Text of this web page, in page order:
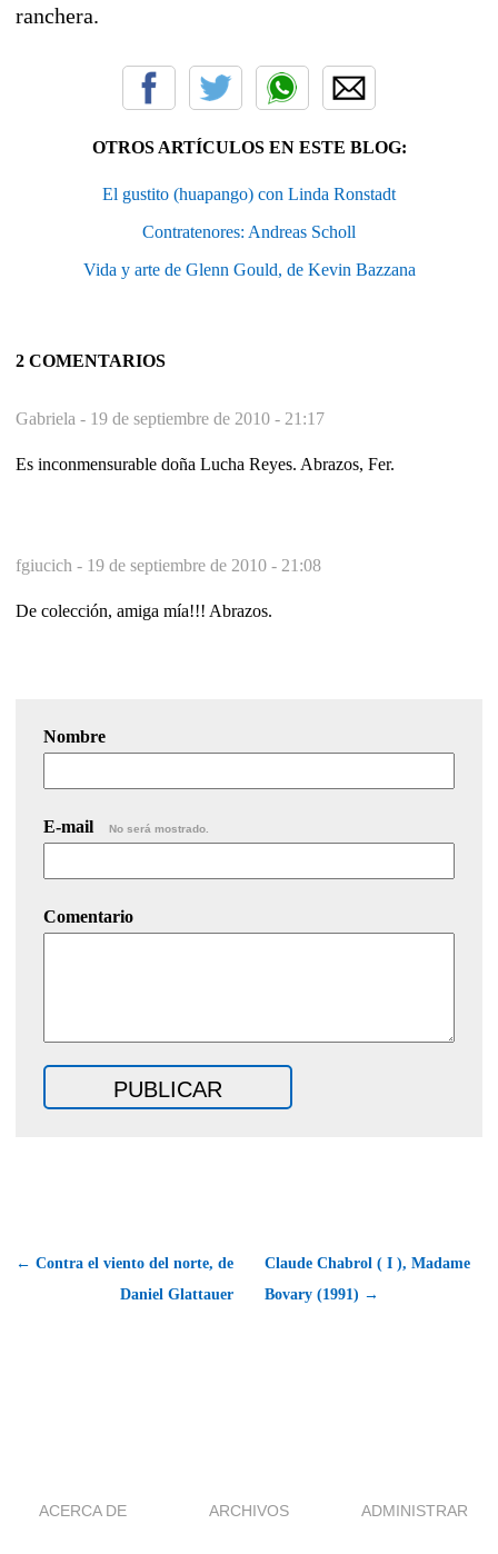
ranchera.
OTROS ARTÍCULOS EN ESTE BLOG:
El gustito (huapango) con Linda Ronstadt
Contratenores: Andreas Scholl
Vida y arte de Glenn Gould, de Kevin Bazzana
2 COMENTARIOS
Gabriela - 19 de septiembre de 2010 - 21:17
Es inconmensurable doña Lucha Reyes. Abrazos, Fer.
fgiucich - 19 de septiembre de 2010 - 21:08
De colección, amiga mía!!! Abrazos.
Nombre
E-mail No será mostrado.
Comentario
← Contra el viento del norte, de
Daniel Glattauer
Claude Chabrol ( I ), Madame
Bovary (1991) →
ACERCA DE ARCHIVOS ADMINISTRAR